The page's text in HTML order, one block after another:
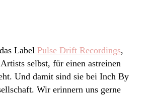
Label Pulse Drift Recordings,
selbst, für einen astreinen
Und damit sind sie bei Inch By
Wir erinnern uns gerne